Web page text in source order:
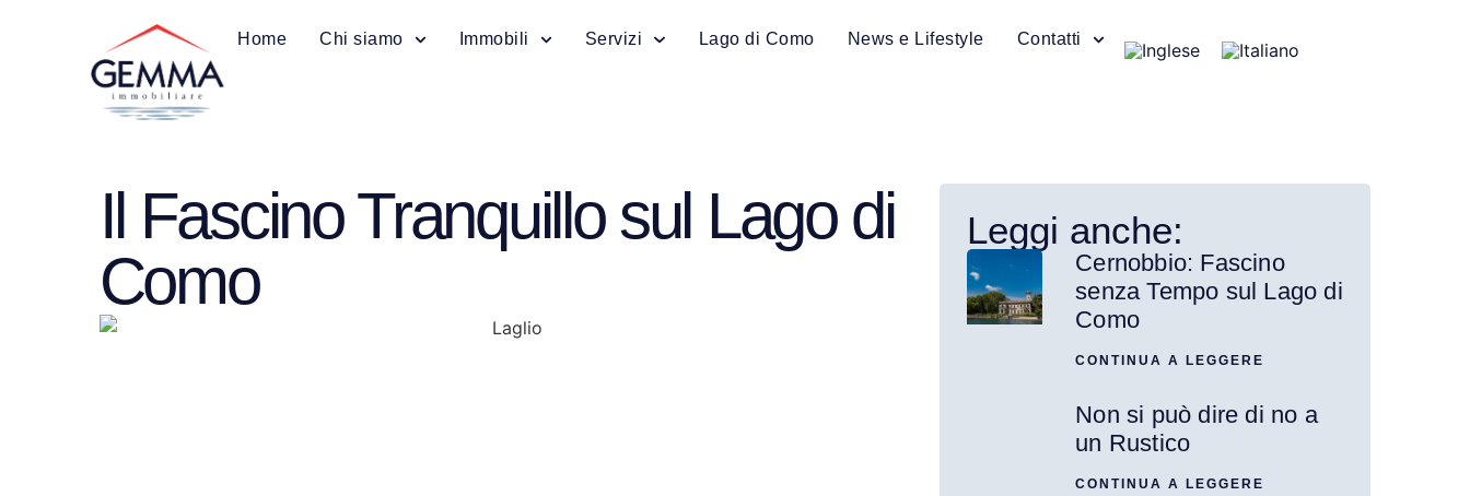
Home Chi siamo Immobili Servizi Lago di Como News e Lifestyle Contatti
Il Fascino Tranquillo sul Lago di
Como
Leggi anche:
Cernobbio: Fascino
senza Tempo sul Lago di
Como
CONTINUA A LEGGERE
Non si può dire di no a
un Rustico
CONTINUA A LEGGERE